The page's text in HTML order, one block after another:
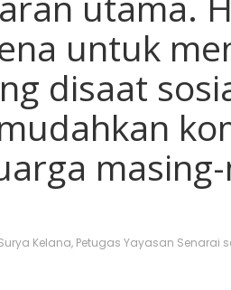
untuk
disaat
Kelana, Petugas Yayasan